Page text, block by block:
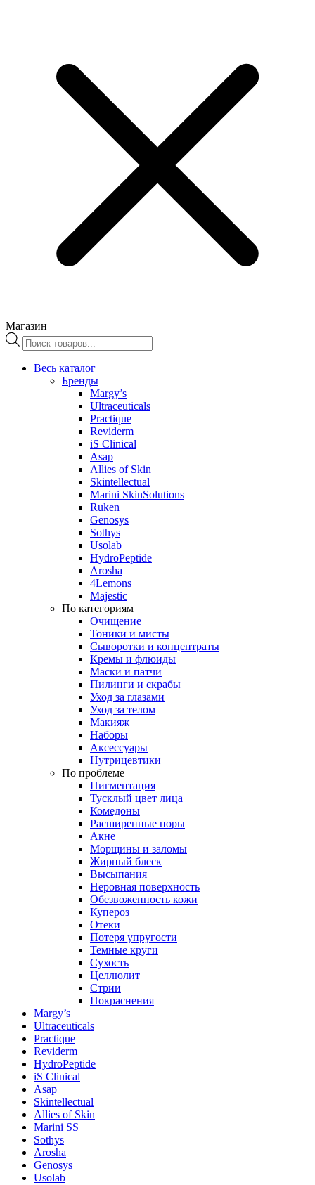
Магазин
Поиск
товаров
Весь каталог
Бренды
Margy’s
Ultraceuticals
Practique
Reviderm
iS Clinical
Asap
Allies of Skin
Skintellectual
Marini SkinSolutions
Ruken
Genosys
Sothys
Usolab
HydroPeptide
Arosha
4Lemons
Majestic
По категориям
Очищение
Тоники и мисты
Сыворотки и концентраты
Кремы и флюиды
Маски и патчи
Пилинги и скрабы
Уход за глазами
Уход за телом
Макияж
Наборы
Аксессуары
Нутрицевтики
По проблеме
Пигментация
Тусклый цвет лица
Комедоны
Расширенные поры
Акне
Морщины и заломы
Жирный блеск
Высыпания
Неровная поверхность
Обезвоженность кожи
Купероз
Отеки
Потеря упругости
Темные круги
Сухость
Целлюлит
Стрии
Покраснения
Margy’s
Ultraceuticals
Practique
Reviderm
HydroPeptide
iS Clinical
Asap
Skintellectual
Allies of Skin
Marini SS
Sothys
Arosha
Genosys
Usolab